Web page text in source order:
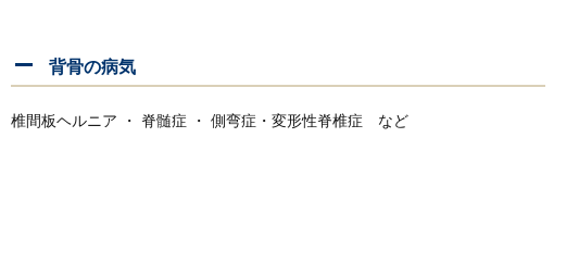
背骨の病気
椎間板ヘルニア ・ 脊髄症 ・ 側弯症・変形性脊椎症 など